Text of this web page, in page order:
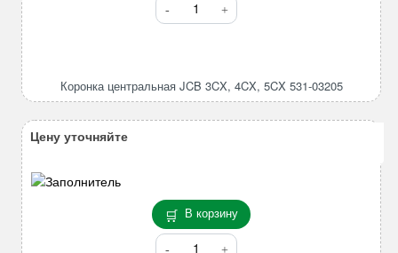
товара
3CX,
Коронка центральная JCB 3CX, 4CX, 5CX 531-03205
В корзину
Количество
Цену уточняйте